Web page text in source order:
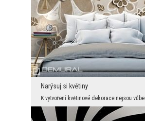
Narýsuj si květiny